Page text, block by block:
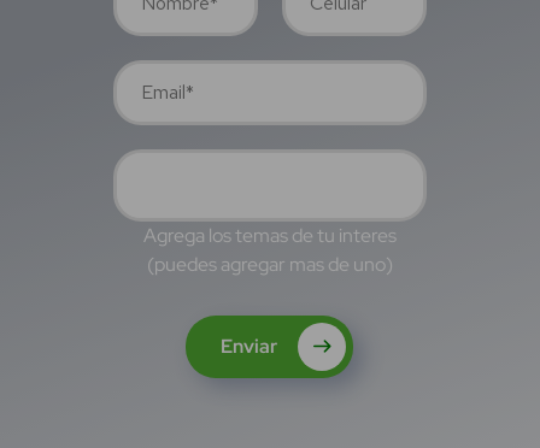
Agrega los temas de tu interes
(puedes agregar mas de uno)
Enviar